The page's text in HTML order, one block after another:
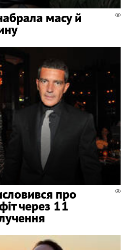
масу й
про
через 11